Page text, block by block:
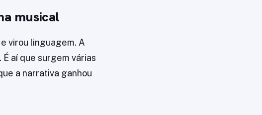
musical
virou linguagem. A
aí que surgem várias
a narrativa ganhou